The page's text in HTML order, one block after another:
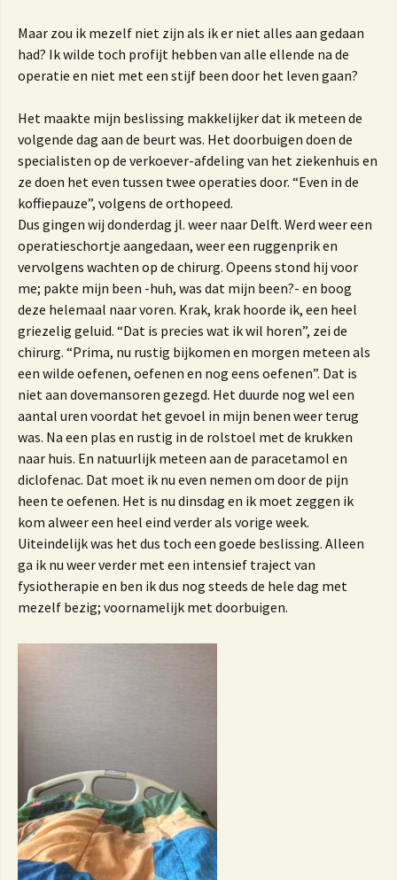
Maar zou ik mezelf niet zijn als ik er niet alles aan gedaan
had? Ik wilde toch profijt hebben van alle ellende na de
operatie en niet met een stijf been door het leven gaan?
Het maakte mijn beslissing makkelijker dat ik meteen de
volgende dag aan de beurt was. Het doorbuigen doen de
specialisten op de verkoever-afdeling van het ziekenhuis en
ze doen het even tussen twee operaties door. “Even in de
koffiepauze”, volgens de orthopeed.
Dus gingen wij donderdag jl. weer naar Delft. Werd weer een
operatieschortje aangedaan, weer een ruggenprik en
vervolgens wachten op de chirurg. Opeens stond hij voor
me; pakte mijn been -huh, was dat mijn been?- en boog
deze helemaal naar voren. Krak, krak hoorde ik, een heel
griezelig geluid. “Dat is precies wat ik wil horen”, zei de
chirurg. “Prima, nu rustig bijkomen en morgen meteen als
een wilde oefenen, oefenen en nog eens oefenen”. Dat is
niet aan dovemansoren gezegd. Het duurde nog wel een
aantal uren voordat het gevoel in mijn benen weer terug
was. Na een plas en rustig in de rolstoel met de krukken
naar huis. En natuurlijk meteen aan de paracetamol en
diclofenac. Dat moet ik nu even nemen om door de pijn
heen te oefenen. Het is nu dinsdag en ik moet zeggen ik
kom alweer een heel eind verder als vorige week.
Uiteindelijk was het dus toch een goede beslissing. Alleen
ga ik nu weer verder met een intensief traject van
fysiotherapie en ben ik dus nog steeds de hele dag met
mezelf bezig; voornamelijk met doorbuigen.